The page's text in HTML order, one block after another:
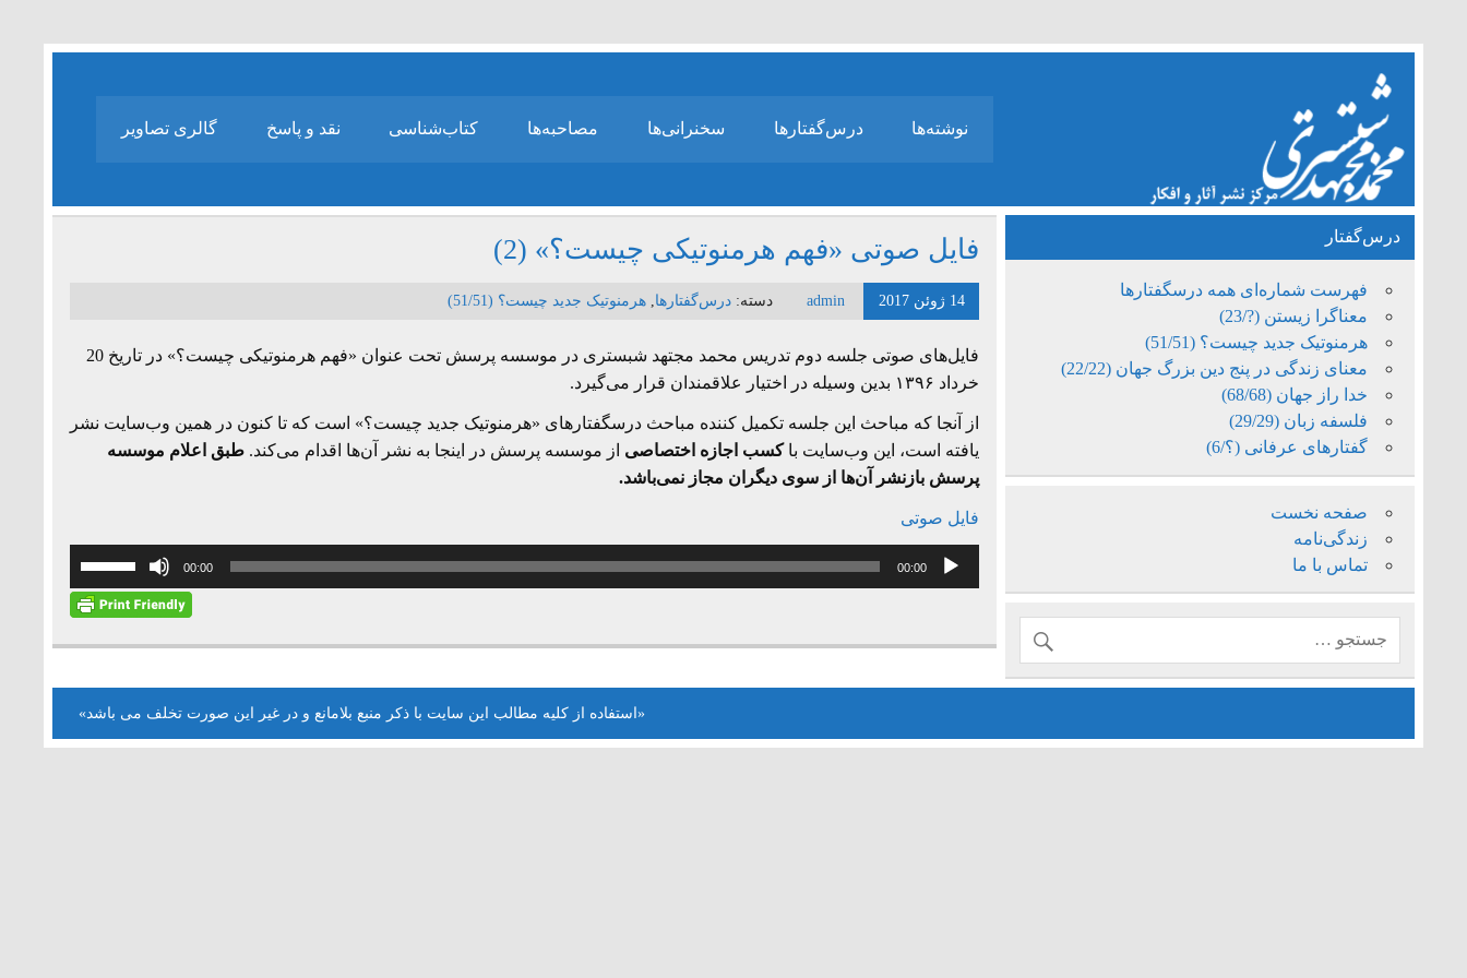
نوشته‌ها درس‌گفتارها سخنرانی‌ها مصاحبه‌ها کتاب‌شناسی نقد و پاسخ گالری تصاویر
فایل صوتی «فهم هرمنوتیکی چیست؟» (2)
14 ژوئن 2017 admin دسته:درس‌گفتارها,هرمنوتیک جدید چیست؟ (51/51)
فایل‌های صوتی جلسه دوم تدریس محمد مجتهد شبستری در موسسه پرسش تحت عنوان «فهم هرمنوتیکی چیست؟» در تاریخ 20
خرداد ۱۳۹۶ بدین وسیله در اختیار علاقمندان قرار می‌گیرد.
از آنجا که مباحث این جلسه تکمیل کننده مباحث درسگفتارهای «هرمنوتیک جدید چیست؟» است که تا کنون در همین وب‌سایت نشر
یافته است، این وب‌سایت باکسب اجازه اختصاصی از موسسه پرسش در اینجا به نشر آن‌ها اقدام می‌کند. طبق اعلام موسسه
پرسش بازنشر آن‌ها از سوی دیگران مجاز نمی‌باشد.
فایل صوتی
پخش‌کننده
صوت
00:00
00:00
افزایش
یا
از
کلیدهای
بالا
درس‌گفتار
فهرست شماره‌ای همه درسگفتارها
معناگرا زیستن (?/23)
هرمنوتیک جدید چیست؟ (51/51)
معنای زندگی در پنج دین بزرگ جهان (22/22)
خدا راز جهان (68/68)
فلسفه زبان (29/29)
گفتارهای عرفانی (؟/6)
صفحه نخست
زندگی‌نامه
تماس با ما
«استفاده از کلیه مطالب این سایت با ذکر منبع بلامانع و در غیر این صورت تخلف می باشد»